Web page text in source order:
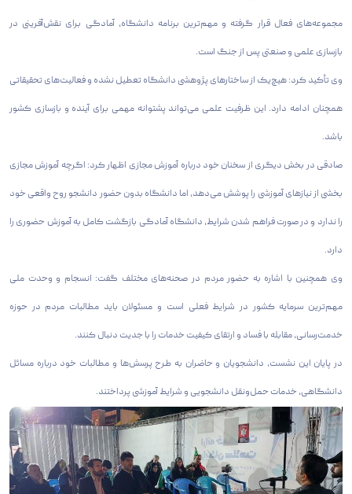
مجموعه‌های فعال قرار گرفته و مهم‌ترین برنامه دانشگاه، آمادگی برای نقش‌آفرینی در
بازسازی علمی و صنعتی پس از جنگ است.
وی تأکید کرد: هیچ‌یک از ساختارهای پژوهشی دانشگاه تعطیل نشده و فعالیت‌های تحقیقاتی
همچنان ادامه دارد. این ظرفیت علمی می‌تواند پشتوانه مهمی برای آینده و بازسازی کشور
باشد.
صادقی در بخش دیگری از سخنان خود درباره آموزش مجازی اظهار کرد: اگرچه آموزش مجازی
بخشی از نیازهای آموزشی را پوشش می‌دهد، اما دانشگاه بدون حضور دانشجو روح واقعی خود
را ندارد و در صورت فراهم شدن شرایط، دانشگاه آمادگی بازگشت کامل به آموزش حضوری را
دارد.
وی همچنین با اشاره به حضور مردم در صحنه‌های مختلف گفت: انسجام و وحدت ملی
مهم‌ترین سرمایه کشور در شرایط فعلی است و مسئولان باید مطالبات مردم در حوزه
خدمت‌رسانی، مقابله با فساد و ارتقای کیفیت خدمات را با جدیت دنبال کنند.
در پایان این نشست، دانشجویان و حاضران به طرح پرسش‌ها و مطالبات خود درباره مسائل
دانشگاهی، خدمات حمل‌ونقل دانشجویی و شرایط آموزشی پرداختند.